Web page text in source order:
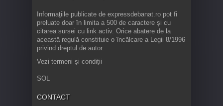
Informaţiile publicate de expressdebanat.ro pot fi
preluate doar în limita a 500 de caractere şi cu
citarea sursei cu link activ. Orice abatere de la
această regulă constituie o încălcare a Legii 8/1996
privind dreptul de autor.
Vezi termeni și condiții
SOL
CONTACT